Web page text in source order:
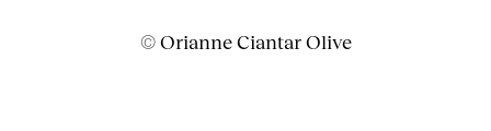
© Orianne Ciantar Olive